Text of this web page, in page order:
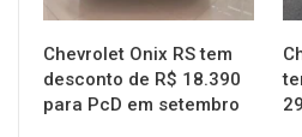
Chevrolet Onix RS tem
desconto de R$ 18.390
para PcD em setembro